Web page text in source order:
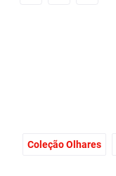
Coleção Olhares